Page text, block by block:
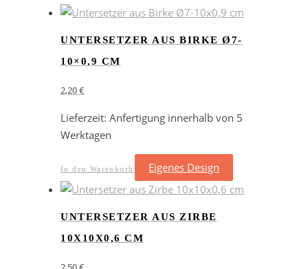
UNTERSETZER AUS BIRKE Ø7-
10×0,9 CM
2,20€
Lieferzeit: Anfertigung innerhalb von 5
Werktagen
In den Warenkorb Eigenes Design
UNTERSETZER AUS ZIRBE
10X10X0,6 CM